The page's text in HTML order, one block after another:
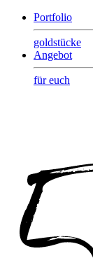
Portfolio
goldstücke
Angebot
für euch